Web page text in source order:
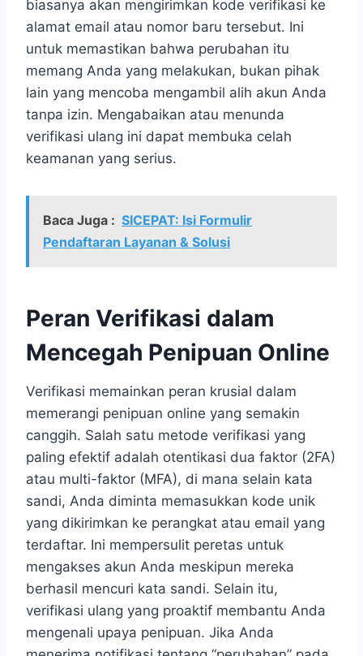
biasanya akan mengirimkan kode verifikasi ke
alamat email atau nomor baru tersebut. Ini
untuk memastikan bahwa perubahan itu
memang Anda yang melakukan, bukan pihak
lain yang mencoba mengambil alih akun Anda
tanpa izin. Mengabaikan atau menunda
verifikasi ulang ini dapat membuka celah
keamanan yang serius.
Baca Juga : SICEPAT: Isi Formulir
Pendaftaran Layanan & Solusi
Peran Verifikasi dalam
Mencegah Penipuan Online
Verifikasi memainkan peran krusial dalam
memerangi penipuan online yang semakin
canggih. Salah satu metode verifikasi yang
paling efektif adalah otentikasi dua faktor (2FA)
atau multi-faktor (MFA), di mana selain kata
sandi, Anda diminta memasukkan kode unik
yang dikirimkan ke perangkat atau email yang
terdaftar. Ini mempersulit peretas untuk
mengakses akun Anda meskipun mereka
berhasil mencuri kata sandi. Selain itu,
verifikasi ulang yang proaktif membantu Anda
mengenali upaya penipuan. Jika Anda